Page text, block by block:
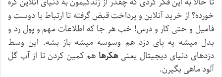
خورده؟ از خرید آنلاین و پرداخت قبض گرفته تا ارتباط با دوست و
فامیل و حتی کار و درس! خب هر جا که اطلاعات مهم و پول رد و
بدل میشه یه پای دزد هم وسوسه میشه باز بشه. این وسط
دزدهای دنیای دیجیتال یعنیهکرها هم کمین کردن تا از آب گل
آلود ماهی بگیرن.